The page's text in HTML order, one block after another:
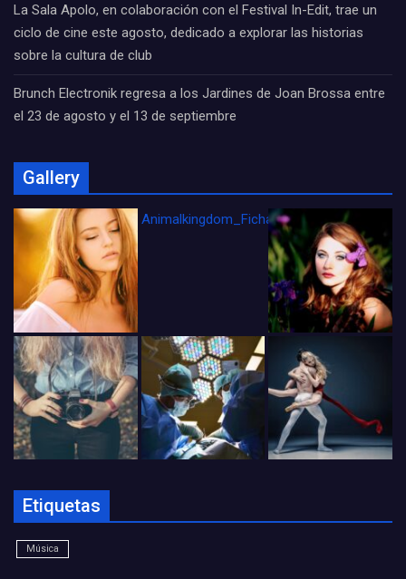
La Sala Apolo, en colaboración con el Festival In-Edit, trae un
ciclo de cine este agosto, dedicado a explorar las historias
sobre la cultura de club
Brunch Electronik regresa a los Jardines de Joan Brossa entre
el 23 de agosto y el 13 de septiembre
Gallery
Animalkingdom_FichaCine
Etiquetas
Música